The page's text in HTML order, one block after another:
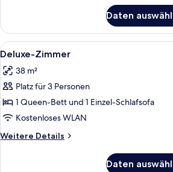
Zimmer
Daten
Alle
Fotos
für
Deluxe-
Zimmer
anzeigen
Eine
10
Deluxe-Zimmer
38 m²
Platz für 3 Personen
1 Queen-Bett und 1 Einzel-Schlafsofa
Kostenloses WLAN
Weitere Details
Weitere
Daten